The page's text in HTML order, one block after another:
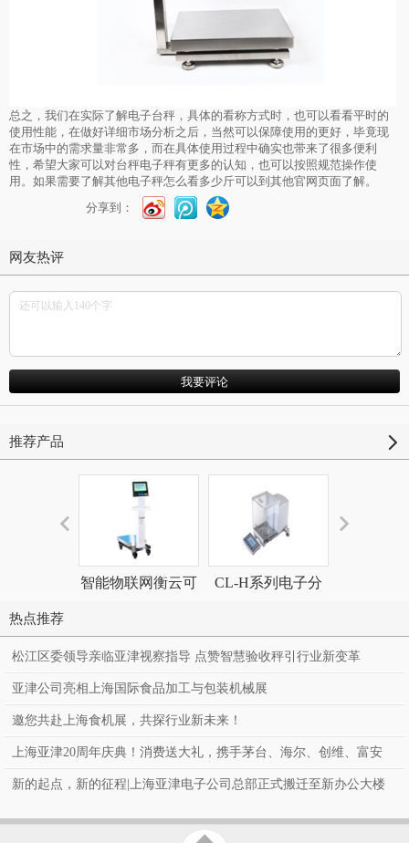
总之，我们在实际了解电子台秤，具体的看称方式时，也可以看看平时的
使用性能，在做好详细市场分析之后，当然可以保障使用的更好，毕竟现
在市场中的需求量非常多，而在具体使用过程中确实也带来了很多便利
性，希望大家可以对台秤电子秤有更多的认知，也可以按照规范操作使
用。如果需要了解其他电子秤怎么看多少斤可以到其他官网页面了解。
分享到：
网友热评
推荐产品
智能物联网衡云可 CL-H系列电子分
热点推荐
松江区委领导亲临亚津视察指导 点赞智慧验收秤引行业新变革
亚津公司亮相上海国际食品加工与包装机械展
邀您共赴上海食机展，共探行业新未来！
上海亚津20周年庆典！消费送大礼，携手茅台、海尔、创维、富安
娜、罗莱、百万豪礼送到家！
新的起点，新的征程|上海亚津电子公司总部正式搬迁至新办公大楼